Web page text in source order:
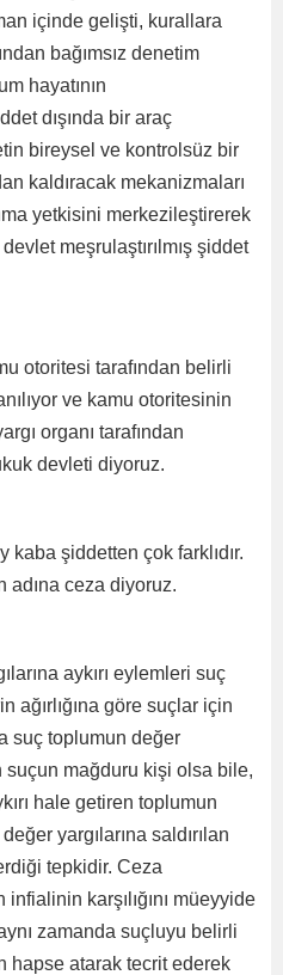
içinde gelişti, kurallara
bağımsız denetim
hayatının
dışında bir araç
bireysel ve kontrolsüz bir
kaldıracak mekanizmaları
yetkisini merkezileştirerek
meşrulaştırılmış şiddet
otoritesi tarafından belirli
ve kamu otoritesinin
organı tarafından
devleti diyoruz.
şiddetten çok farklıdır.
adına ceza diyoruz.
aykırı eylemleri suç
ağırlığına göre suçlar için
suç toplumun değer
suçun mağduru kişi olsa bile,
hale getiren toplumun
yargılarına saldırılan
tepkidir. Ceza
karşılığını müeyyide
zamanda suçluyu belirli
hapse atarak tecrit ederek